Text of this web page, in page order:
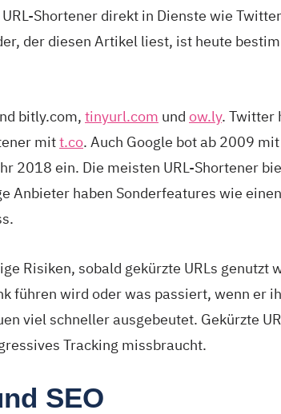
Shortener direkt in Dienste wie
der diesen Artikel liest, ist heute
bitly.com, tinyurl.com und ow.ly. Twitter
mitt.co. Auch Google bot ab 2009 mit
2018 ein. Die meisten URL-Shortener
Anbieter haben Sonderfeatures wie
Risiken, sobald gekürzte URLs genutzt
führen wird oder was passiert, wenn er
viel schneller ausgebeutet. Gekürzte
Tracking missbraucht.
SEO